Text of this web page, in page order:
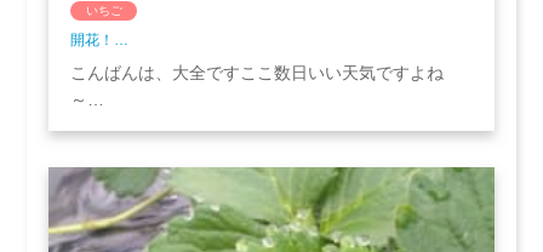
いちご
開花！…
こんばんは、大全ですここ数日いい天気ですよね
～…